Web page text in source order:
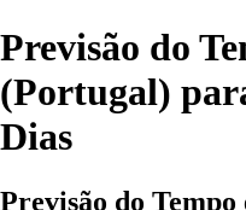
Previsão do
(Portugal)
Dias
Previsão do